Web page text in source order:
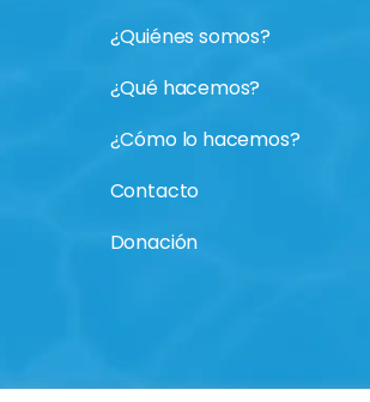
¿Quiénes somos?
¿Qué hacemos?
¿Cómo lo hacemos?
Contacto
Donación